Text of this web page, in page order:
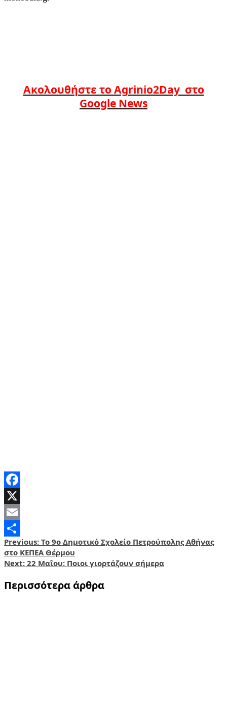
Ακολουθήστε το Agrinio2Day στο
Google News
Facebook
X
Email
Share
Post
navigation
Previous: Το 9ο Δημοτικό Σχολείο Πετρούπολης Αθήνας
στο ΚΕΠΕΑ Θέρμου
Next: 22 Μαΐου: Ποιοι γιορτάζουν σήμερα
Περισσότερα άρθρα